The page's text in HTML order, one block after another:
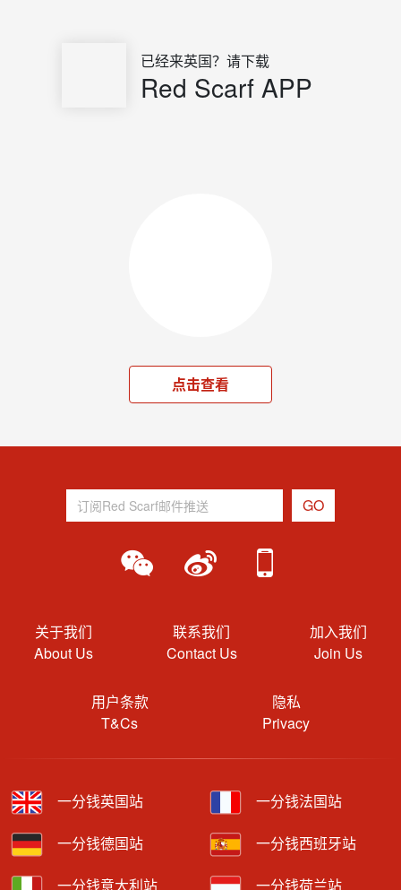
已经来英国？请下载
Red Scarf APP
点击查看
关于我们
About Us
联系我们
Contact Us
加入我们
Join Us
用户条款
T&Cs
隐私
Privacy
一分钱英国站 一分钱法国站
一分钱德国站 一分钱西班牙站
一分钱意大利站 一分钱荷兰站